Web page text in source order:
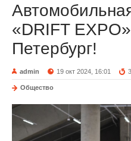
«DRIFT
Петербург!
admin 19 окт 2024, 16:01
Общество